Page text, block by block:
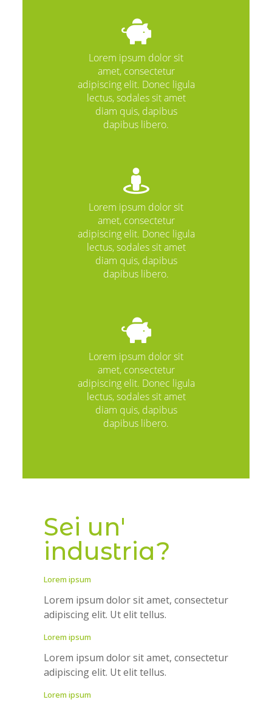
Lorem ipsum dolor sit
amet, consectetur
adipiscing elit. Donec ligula
lectus, sodales sit amet
diam quis, dapibus
dapibus libero.
Lorem ipsum dolor sit
amet, consectetur
adipiscing elit. Donec ligula
lectus, sodales sit amet
diam quis, dapibus
dapibus libero.
Lorem ipsum dolor sit
amet, consectetur
adipiscing elit. Donec ligula
lectus, sodales sit amet
diam quis, dapibus
dapibus libero.
Sei un'
industria?
Lorem ipsum
Lorem ipsum dolor sit amet, consectetur
adipiscing elit. Ut elit tellus.
Lorem ipsum
Lorem ipsum dolor sit amet, consectetur
adipiscing elit. Ut elit tellus.
Lorem ipsum